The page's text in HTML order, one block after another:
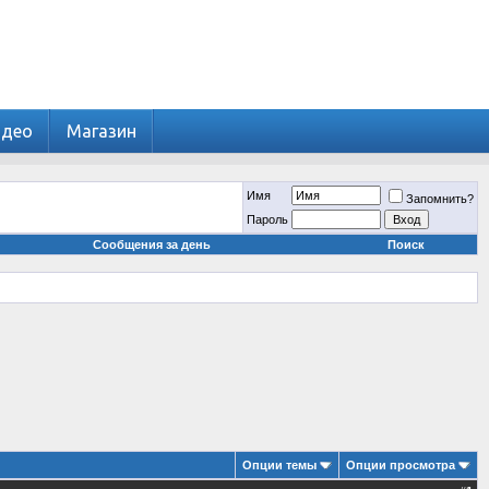
Магазин
Имя
Запомнить?
Пароль
Сообщения за день
Поиск
Опции темы
Опции просмотра